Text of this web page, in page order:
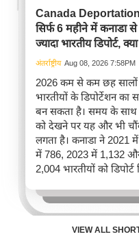
Canada
सिर्फ 6 महीने में कनाडा
ज्यादा भारतीय डिपोर्ट,
अंतर्राष्ट्रीय Aug 08, 2026 7:58PM
2026 कम से कम छह सालों
भारतीयों के डिपोर्टेशन का
बन सकता है। समय के साथ
को देखने पर यह और भी
लगता है। कनाडा ने 2021
में 786, 2023 में 1,132
2,004 भारतीयों को
पूरे साल की तुलना में 2026
छमाही में ज़्यादा भारतीयों
VIEW ALL